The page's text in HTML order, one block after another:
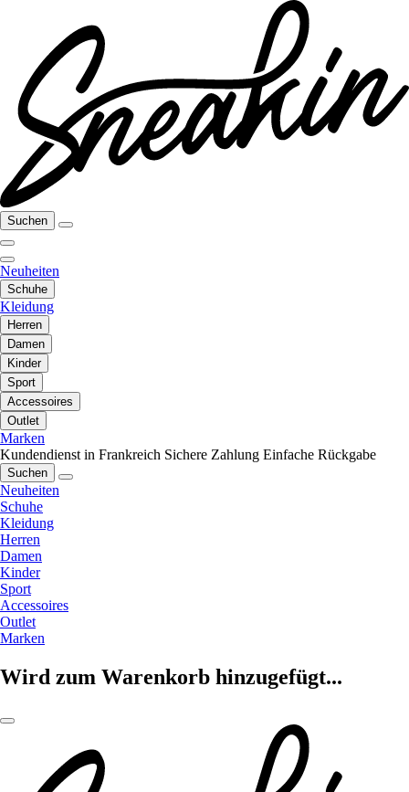
Suchen
Neuheiten
Schuhe
Kleidung
Herren
Damen
Kinder
Sport
Accessoires
Outlet
Marken
Kundendienst in Frankreich Sichere Zahlung Einfache Rückgabe
Suchen
Neuheiten
Schuhe
Kleidung
Herren
Damen
Kinder
Sport
Accessoires
Outlet
Marken
Wird zum Warenkorb hinzugefügt...